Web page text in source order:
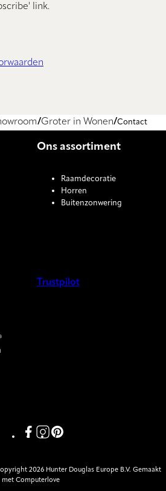
link.
Groter in Wonen Contact
Ons assortiment
Raamdecoratie
Horren
Buitenzonwering
Trustpilot
Link missing Display text from
Link missing Display text
Link missing Display text
2026 Hunter Douglas Europe B.V. Gemaakt
met Computerlove